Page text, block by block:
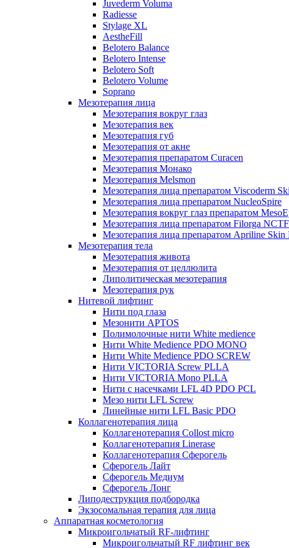
Juvederm Voluma
Radiesse
Stylage XL
AestheFill
Belotero Balance
Belotero Intense
Belotero Soft
Belotero Volume
Soprano
Мезотерапия лица
Мезотерапия вокруг глаз
Мезотерапия век
Мезотерапия губ
Мезотерапия от акне
Мезотерапия препаратом Curacen
Мезотерапия Монако
Мезотерапия Melsmon
Мезотерапия лица препаратом Viscoderm
Мезотерапия лица препаратом NucleoSpire
Мезотерапия вокруг глаз препаратом
Мезотерапия лица препаратом Filorga
Мезотерапия лица препаратом Apriline Skin
Мезотерапия тела
Мезотерапия живота
Мезотерапия от целлюлита
Липолитическая мезотерапия
Мезотерапия рук
Нитевой лифтинг
Нити под глаза
Мезонити APTOS
Полимолочные нити White medience
Нити White Medience PDO MONO
Нити White Medience PDO SCREW
Нити VICTORIA Screw PLLA
Нити VICTORIA Mono PLLA
Нити с насечками LFL 4D PDO PCL
Мезо нити LFL Screw
Линейные нити LFL Basic PDO
Коллагенотерапия лица
Коллагенотерапия Collost micro
Коллагенотерапия Linerase
Коллагенотерапия Сферогель
Сферогель Лайт
Сферогель Медиум
Сферогель Лонг
Липодеструкция подбородка
Экзосомальная терапия для лица
Аппаратная косметология
Микроигольчатый RF-лифтинг
Микроигольчатый RF лифтинг век